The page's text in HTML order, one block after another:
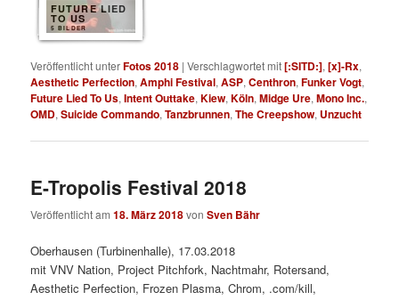
FUTURE LIED
TO US
5 BILDER
Veröffentlicht unterFotos 2018 |Verschlagwortet mit[:SITD:],[x]-Rx,
Aesthetic Perfection,Amphi Festival,ASP,Centhron,Funker Vogt,
Future Lied To Us,Intent Outtake,Kiew,Köln,Midge Ure,Mono Inc.,
OMD,Suicide Commando,Tanzbrunnen,The Creepshow, Unzucht
E-Tropolis Festival 2018
Veröffentlicht am18. März 2018vonSven Bähr
Oberhausen (Turbinenhalle), 17.03.2018
mit VNV Nation, Project Pitchfork, Nachtmahr, Rotersand,
Aesthetic Perfection, Frozen Plasma, Chrom, .com/kill,